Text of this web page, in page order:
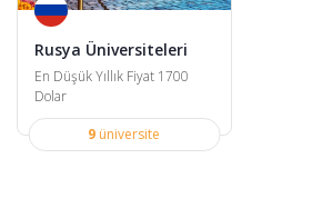
Rusya Üniversiteleri
En Düşük Yıllık Fiyat 1700
Dolar
9 üniversite